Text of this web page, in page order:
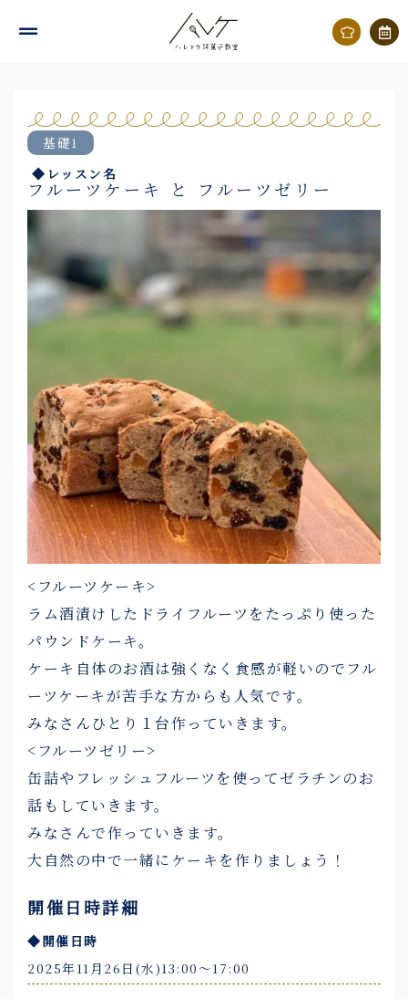
基礎1
◆レッスン名
フルーツケーキ と フルーツゼリー
<フルーツケーキ>
ラム酒漬けしたドライフルーツをたっぷり使った
パウンドケーキ。
ケーキ自体のお酒は強くなく食感が軽いのでフル
ーツケーキが苦手な方からも人気です。
みなさんひとり１台作っていきます。
<フルーツゼリー>
缶詰やフレッシュフルーツを使ってゼラチンのお
話もしていきます。
みなさんで作っていきます。
大自然の中で一緒にケーキを作りましょう！
開催日時詳細
◆開催日時
2025年11月26日(水)13:00〜17:00